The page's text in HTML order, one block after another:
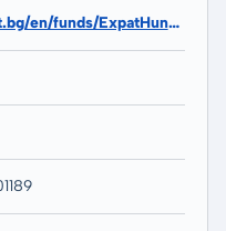
http://expat.bg/en/funds/ExpatHungaryBUX